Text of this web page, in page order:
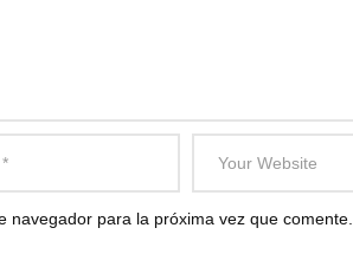
navegador para la próxima vez que comente.